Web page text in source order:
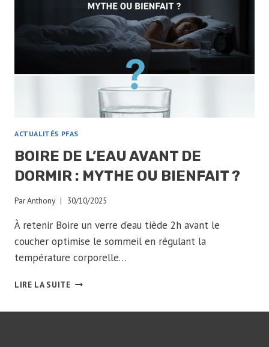
ACTUALITÉS PFAS
BOIRE DE L’EAU AVANT DE
DORMIR : MYTHE OU BIENFAIT ?
ParAnthony 30/10/2025
À retenir Boire un verre d’eau tiède 2h avant le
coucher optimise le sommeil en régulant la
température corporelle…
LIRE LA SUITEBOIRE